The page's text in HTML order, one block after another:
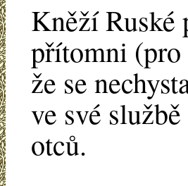
Kněží Ruské
přítomni
že se
ve své
otců.